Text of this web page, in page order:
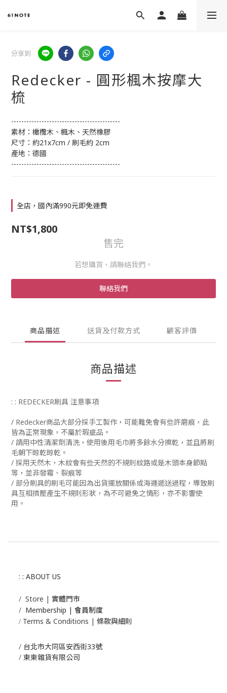
分享到
Redecker - 圓形楓木按摩大
梳
-------------------------------------------
素材：橄欖木、楓木、天然橡膠
尺寸：約21x7cm / 刷毛約 2cm
產地：德國
-------------------------------------------
全店，國內滿990元即免運費
NT$1,800
售完
若想購買，請聯絡我們。
聯絡我們
商品描述 送貨及付款方式 顧客評價
商品描述
: : REDECKER刷具 注意事項
/ Redecker商品大部分採手工製作，可能難免會有些許磨痕，此
皆為正常現象，不屬於瑕疵品。
/ 請用中性清潔劑清洗，使用後用毛巾將多餘水分擦乾，並且將刷
毛朝下晾乾晾乾。
/ 採用天然木，木紋會有些天然的不規則紋路或是木頭本身節點
等，並非發霉、裂痕等
/ 部分刷具的刷毛可能因為出貨擺放關係或海運遞送過程，導致刷
具互相擠壓產生不規則形狀，為不可避免之情形，亦不影響使
用。
: : ABOUT US
/ Store | 實體門市
/ Membership | 會員制度
/ Terms & Conditions | 條款與細則
/ 台北市大同區安西街33號
/ 東東雜貨有限公司